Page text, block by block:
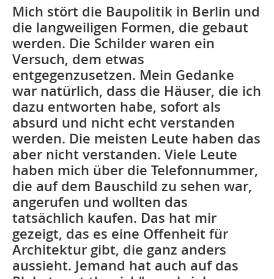
Mich stört die Baupolitik in Berlin und
die langweiligen Formen, die gebaut
werden. Die Schilder waren ein
Versuch, dem etwas
entgegenzusetzen. Mein Gedanke
war natürlich, dass die Häuser, die ich
dazu entworten habe, sofort als
absurd und nicht echt verstanden
werden. Die meisten Leute haben das
aber nicht verstanden. Viele Leute
haben mich über die Telefonnummer,
die auf dem Bauschild zu sehen war,
angerufen und wollten das
tatsächlich kaufen. Das hat mir
gezeigt, das es eine Offenheit für
Architektur gibt, die ganz anders
aussieht. Jemand hat auch auf das